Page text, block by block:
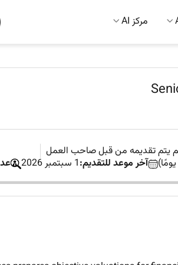
مركز AI
يتم تقديمه من قبل صاحب العمل
آخر موعد للتقديم:1 سبتمبر 2026